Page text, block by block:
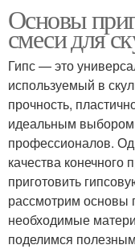
Основы
смеси для
Гипс — это
используемый в
прочность,
идеальным
профессионалов.
качества конечного
приготовить
рассмотрим основы
необходимые
поделимся